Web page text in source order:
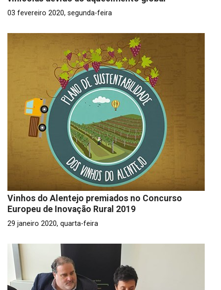
03 fevereiro 2020, segunda-feira
Vinhos do Alentejo premiados no Concurso
Europeu de Inovação Rural 2019
29 janeiro 2020, quarta-feira